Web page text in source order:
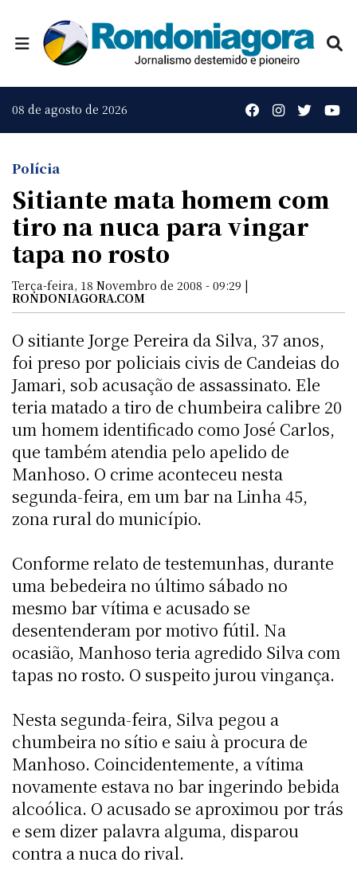
08 de agosto de 2026
Polícia
Sitiante mata homem com
tiro na nuca para vingar
tapa no rosto
Terça-feira, 18 Novembro de 2008 - 09:29 |
RONDONIAGORA.COM
O sitiante Jorge Pereira da Silva, 37 anos,
foi preso por policiais civis de Candeias do
Jamari, sob acusação de assassinato. Ele
teria matado a tiro de chumbeira calibre 20
um homem identificado como José Carlos,
que também atendia pelo apelido de
Manhoso. O crime aconteceu nesta
segunda-feira, em um bar na Linha 45,
zona rural do município.
Conforme relato de testemunhas, durante
uma bebedeira no último sábado no
mesmo bar vítima e acusado se
desentenderam por motivo fútil. Na
ocasião, Manhoso teria agredido Silva com
tapas no rosto. O suspeito jurou vingança.
Nesta segunda-feira, Silva pegou a
chumbeira no sítio e saiu à procura de
Manhoso. Coincidentemente, a vítima
novamente estava no bar ingerindo bebida
alcoólica. O acusado se aproximou por trás
e sem dizer palavra alguma, disparou
contra a nuca do rival.